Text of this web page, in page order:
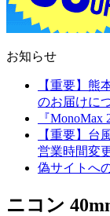
お知らせ
【重要】熊
のお届けに
『
【重要】台
営業時間変
偽サイトへ
ニコン